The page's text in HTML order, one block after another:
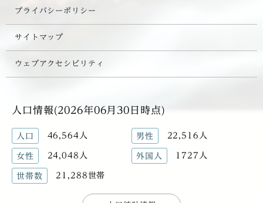
プライバシーポリシー
サイトマップ
ウェブアクセシビリティ
人口情報(2026年06月30日時点)
人口 46,564人 男性 22,516人
女性 24,048人 外国人 1727人
世帯数 21,288世帯